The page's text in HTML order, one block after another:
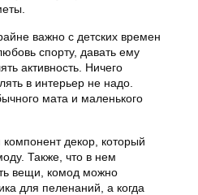
важно с детских времен
спорту, давать ему
активность. Ничего
в интерьер не надо.
мата и маленького
декор, который
Также, что в нем
вещи, комод можно
для пеленаний, а когда